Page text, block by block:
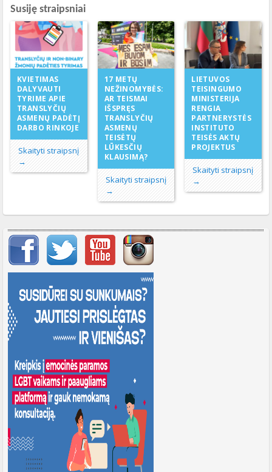
Susiję straipsniai
KVIETIMAS
DALYVAUTI
TYRIME APIE
TRANSLYČIŲ
ASMENŲ PADĖTĮ
DARBO RINKOJE
Skaityti straipsnį
→
17 METŲ
NEŽINOMYBĖS:
AR TEISMAI
IŠSPRĘS
TRANSLYČIŲ
ASMENŲ
TEISĖTŲ
LŪKESČIŲ
KLAUSIMĄ?
Skaityti straipsnį
→
LIETUVOS
TEISINGUMO
MINISTERIJA
RENGIA
PARTNERYSTĖS
INSTITUTO
TEISĖS AKTŲ
PROJEKTUS
Skaityti straipsnį
→
Svarbių įrašų meniu